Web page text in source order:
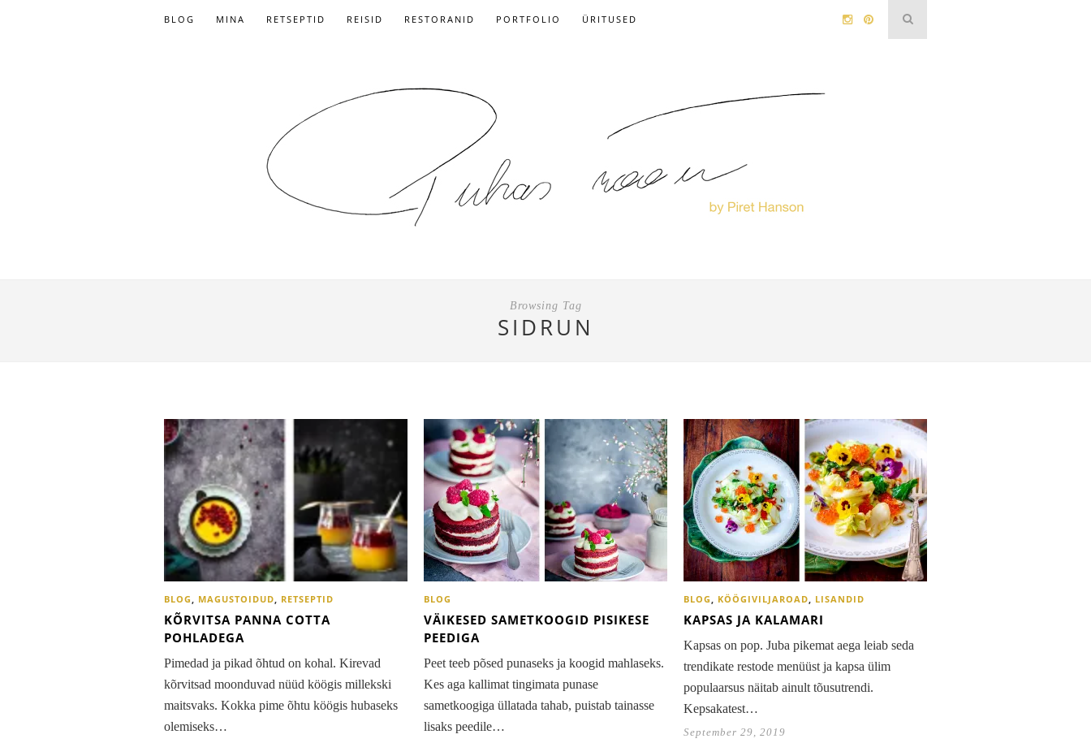
BLOG MINA RETSEPTID REISID RESTORANID PORTFOLIO ÜRITUSED
Browsing Tag
SIDRUN
BLOG, MAGUSTOIDUD, RETSEPTID
KÕRVITSA PANNA COTTA
POHLADEGA
Pimedad ja pikad õhtud on kohal. Kirevad
kõrvitsad moonduvad nüüd köögis millekski
maitsvaks. Kokka pime õhtu köögis hubaseks
olemiseks…
BLOG
VÄIKESED SAMETKOOGID PISIKESE
PEEDIGA
Peet teeb põsed punaseks ja koogid mahlaseks.
Kes aga kallimat tingimata punase
sametkoogiga üllatada tahab, puistab tainasse
lisaks peedile…
BLOG, KÖÖGIVILJAROAD, LISANDID
KAPSAS JA KALAMARI
Kapsas on pop. Juba pikemat aega leiab seda
trendikate restode menüüst ja kapsa ülim
populaarsus näitab ainult tõusutrendi.
Kepsakatest…
September 29, 2019